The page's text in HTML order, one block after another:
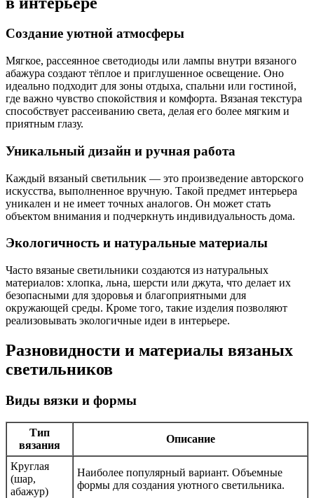
Создание уютной атмосферы
Мягкое, рассеянное светодиоды или лампы внутри вязаного
абажура создают тёплое и приглушенное освещение. Оно
идеально подходит для зоны отдыха, спальни или гостиной,
где важно чувство спокойствия и комфорта. Вязаная текстура
способствует рассеиванию света, делая его более мягким и
приятным глазу.
Уникальный дизайн и ручная работа
Каждый вязаный светильник — это произведение авторского
искусства, выполненное вручную. Такой предмет интерьера
уникален и не имеет точных аналогов. Он может стать
объектом внимания и подчеркнуть индивидуальность дома.
Экологичность и натуральные материалы
Часто вязаные светильники создаются из натуральных
материалов: хлопка, льна, шерсти или джута, что делает их
безопасными для здоровья и благоприятными для
окружающей среды. Кроме того, такие изделия позволяют
реализовывать экологичные идеи в интерьере.
Разновидности и материалы вязаных
светильников
Виды вязки и формы
Тип
вязания
Описание
Круглая
(шар,
абажур)
Наиболее популярный вариант. Объемные
формы для создания уютного светильника.